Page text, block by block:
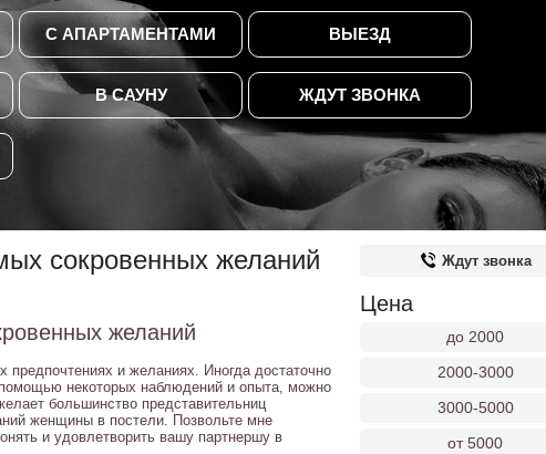
С АПАРТАМЕНТАМИ ВЫЕЗД
В САУНУ ЖДУТ ЗВОНКА
Ждут звонка
Цена
до 2000
2000-3000
3000-5000
от 5000
сокровенных желаний
желаний
и желаниях. Иногда достаточно
некоторых наблюдений и опыта, можно
большинство представительниц
женщины в постели. Позвольте мне
и удовлетворить вашу партнершу в